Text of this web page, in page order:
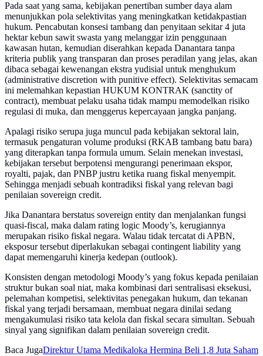
Pada saat yang sama, kebijakan penertiban sumber daya alam
menunjukkan pola selektivitas yang meningkatkan ketidakpastian
hukum. Pencabutan konsesi tambang dan penyitaan sekitar 4 juta
hektar kebun sawit swasta yang melanggar izin penggunaan
kawasan hutan, kemudian diserahkan kepada Danantara tanpa
kriteria publik yang transparan dan proses peradilan yang jelas, akan
dibaca sebagai kewenangan ekstra yudisial untuk menghukum
(administrative discretion with punitive effect). Selektivitas semacam
ini melemahkan kepastian HUKUM KONTRAK (sanctity of
contract), membuat pelaku usaha tidak mampu memodelkan risiko
regulasi di muka, dan menggerus kepercayaan jangka panjang.
Apalagi risiko serupa juga muncul pada kebijakan sektoral lain,
termasuk pengaturan volume produksi (RKAB tambang batu bara)
yang diterapkan tanpa formula umum. Selain menekan investasi,
kebijakan tersebut berpotensi mengurangi penerimaan ekspor,
royalti, pajak, dan PNBP justru ketika ruang fiskal menyempit.
Sehingga menjadi sebuah kontradiksi fiskal yang relevan bagi
penilaian sovereign credit.
Jika Danantara berstatus sovereign entity dan menjalankan fungsi
quasi-fiscal, maka dalam rating logic Moody’s, kerugiannya
merupakan risiko fiskal negara. Walau tidak tercatat di APBN,
eksposur tersebut diperlakukan sebagai contingent liability yang
dapat memengaruhi kinerja kedepan (outlook).
Konsisten dengan metodologi Moody’s yang fokus kepada penilaian
struktur bukan soal niat, maka kombinasi dari sentralisasi eksekusi,
pelemahan kompetisi, selektivitas penegakan hukum, dan tekanan
fiskal yang terjadi bersamaan, membuat negara dinilai sedang
mengakumulasi risiko tata kelola dan fiskal secara simultan. Sebuah
sinyal yang signifikan dalam penilaian sovereign credit.
Baca JugaDirektur Utama Medikaloka Hermina Beli 1,8 Juta Saham